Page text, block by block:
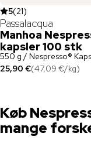
5(21)
Passalacqua
Manhoa
kapsler 100 stk
550 g / Nespresso®
25,90 €(47,09 €/kg)
Køb
mange